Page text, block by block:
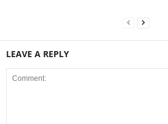
LEAVE A REPLY